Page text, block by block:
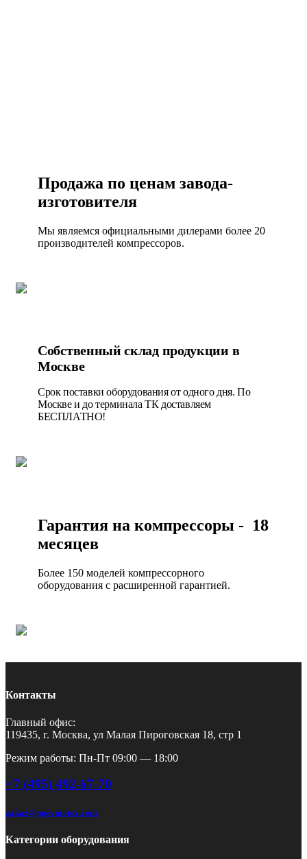
Продажа по ценам завода-
изготовителя
Мы являемся официальными дилерами более 20
производителей компрессоров.
Собственный склад продукции в
Москве
Срок поставки оборудования от одного дня. По
Москве и до терминала ТК доставляем
БЕСПЛАТНО!
Гарантия на компрессоры - 18
месяцев
Более 150 моделей компрессорного
оборудования с расширенной гарантией.
Контакты
Главный офис:
119435, г. Москва, ул Малая Пироговская 18, стр 1
Режим работы: Пн-Пт 09:00 — 18:00
+7 (495) 492-67-70
zakaz@pnevmotex.com
Категории оборудования